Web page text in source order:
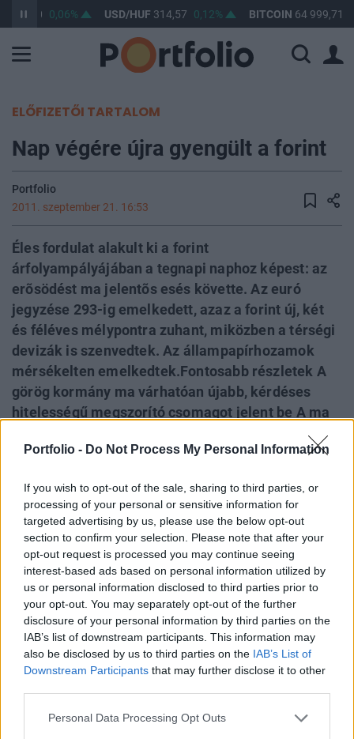
Portfolio - Do Not Process My Personal Information
If you wish to opt-out of the sale, sharing to third parties, or
processing of your personal or sensitive information for
targeted advertising by us, please use the below opt-out
section to confirm your selection. Please note that after your
opt-out request is processed you may continue seeing
interest-based ads based on personal information utilized by
us or personal information disclosed to third parties prior to
your opt-out. You may separately opt-out of the further
disclosure of your personal information by third parties on the
IAB’s list of downstream participants. This information may
also be disclosed by us to third parties on the IAB’s List of
Downstream Participants that may further disclose it to other
Personal Data Processing Opt Outs
363,40 0,06% USD/HUF 314,57 0,12% BITCOIN 64 999,71
ELŐFIZETŐI TARTALOM
Nap végére újra gyengült a forint
Portfolio
2011. szeptember 21. 16:53
Éles fordulat alakult ki a forint
árfolyampályájában a tegnapi naphoz képest: az
erõsödést ma jelentõs esés követte. Az euró
jegyzése 293-ig emelkedett, azaz a forint új, két
és féléves mélypontra zuhant, miközben a térségi
devizák is szenvedtek. Az állampapírhozamok
mérsékelten emelkedtek.Fontosabb részletek A
görög kormány ma várhatóan újabb, kérdéses
hitelességű megszorító csomagot jelent be A ma
esti Fed-kamatdöntés és közlemény előtti óvatos
befektetői aktivitás volt jellemző Az eurózóna
okot, ahogy a magyar kormány szokatlan
gazdaságpolitikája is Két és féléves mélypontra
esett a forint és a zloty az euróval szemben,
Szintén 2009 tavasza óta a legmagasabb a
magyar 5 éves CDS-felár 8% közelébe emelkedett
a 10 éves magyar államkötvény hozama
2011. szeptember 21. 16:53 Megosztás Újra 290 felett az
euró A délutáni határozott forinterősödést ismét gyengülés
követte nap végéhez közeledve, ahogy külföldön is romlott